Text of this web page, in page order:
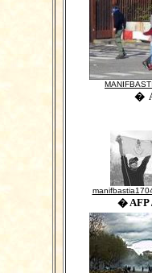
�
� AFP